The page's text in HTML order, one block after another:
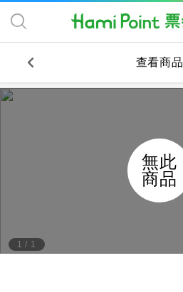
查看商品
1 / 1
無此
商品